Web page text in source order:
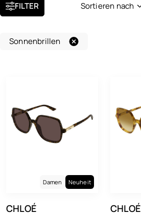
FILTER Sortieren nach
Sonnenbrillen
Damen Neuheit
CHLOÉ CHLOÉ